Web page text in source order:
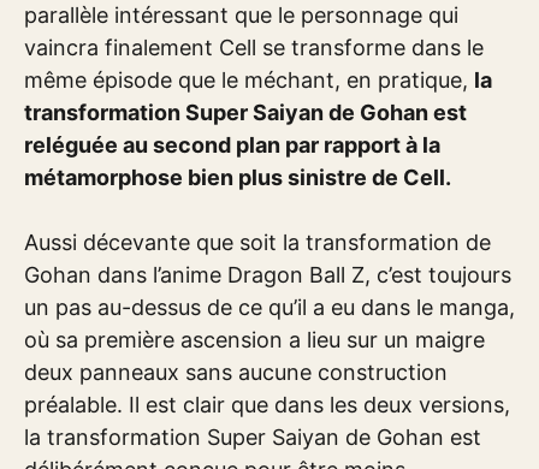
parallèle intéressant que le personnage qui
vaincra finalement Cell se transforme dans le
même épisode que le méchant, en pratique, la
transformation Super Saiyan de Gohan est
reléguée au second plan par rapport à la
métamorphose bien plus sinistre de Cell.
Aussi décevante que soit la transformation de
Gohan dans l’anime Dragon Ball Z, c’est toujours
un pas au-dessus de ce qu’il a eu dans le manga,
où sa première ascension a lieu sur un maigre
deux panneaux sans aucune construction
préalable. Il est clair que dans les deux versions,
la transformation Super Saiyan de Gohan est